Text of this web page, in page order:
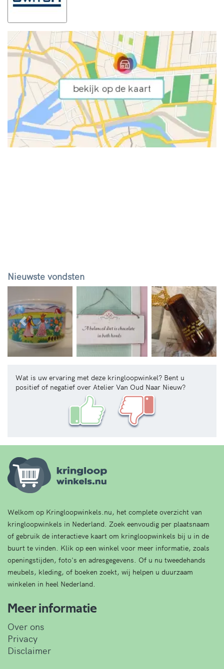
Nieuwste vondsten
Vorige
Wat is uw ervaring met deze kringloopwinkel? Bent u
positief of negatief over Atelier Van Oud Naar Nieuw?
Welkom op Kringloopwinkels.nu, het complete overzicht van
kringloopwinkels in Nederland. Zoek eenvoudig per plaatsnaam
of gebruik de interactieve kaart om kringloopwinkels bij u in de
buurt te vinden. Klik op een winkel voor meer informatie, zoals
openingstijden, foto's en adresgegevens. Of u nu tweedehands
meubels, kleding, of boeken zoekt, wij helpen u duurzaam
winkelen in heel Nederland.
Meer informatie
Over ons
Privacy
Disclaimer